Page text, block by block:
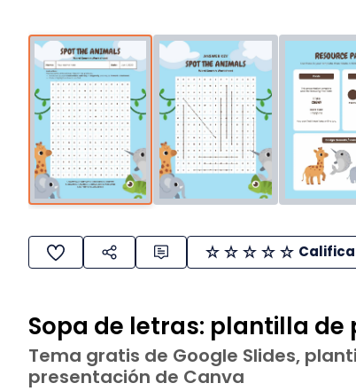
Sopa de letras: plantilla
Tema gratis de Google Slides,
presentación de Canva